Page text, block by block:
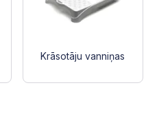
Krāsotāju vanniņas